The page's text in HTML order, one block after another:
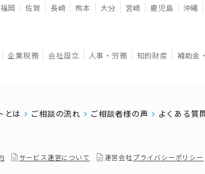
福岡 佐賀 長崎 熊本 大分 宮崎 鹿児島 沖縄
企業税務 会社設立 人事・労務 知的財産 補助金
とは ご相談の流れ ご相談者様の声 よくある質
サービス運営について 運営会社プライバシーポリシー